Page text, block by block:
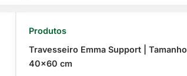
Produtos
Travesseiro Emma Support | Tamanho
40×60 cm